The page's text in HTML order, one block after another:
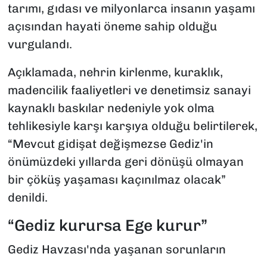
tarımı, gıdası ve milyonlarca insanın yaşamı
açısından hayati öneme sahip olduğu
vurgulandı.
Açıklamada, nehrin kirlenme, kuraklık,
madencilik faaliyetleri ve denetimsiz sanayi
kaynaklı baskılar nedeniyle yok olma
tehlikesiyle karşı karşıya olduğu belirtilerek,
“Mevcut gidişat değişmezse Gediz'in
önümüzdeki yıllarda geri dönüşü olmayan
bir çöküş yaşaması kaçınılmaz olacak”
denildi.
“Gediz kurursa Ege kurur”
Gediz Havzası'nda yaşanan sorunların